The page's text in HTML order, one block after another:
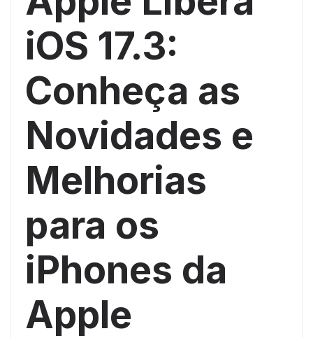
iOS 17.3:
Conheça as
Novidades e
Melhorias
para os
iPhones da
Apple